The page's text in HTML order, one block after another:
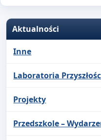
Aktualności
Inne
Laboratoria
Projekty
Przedszkole –